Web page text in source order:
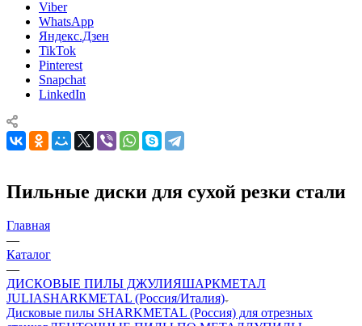
Viber
WhatsApp
Яндекс.Дзен
TikTok
Pinterest
Snapchat
LinkedIn
Пильные диски для сухой резки стали
Главная
—
Каталог
—
ДИСКОВЫЕ ПИЛЫ ДЖУЛИЯШАРКМЕТАЛ
JULIASHARKMETAL (Россия/Италия)
Дисковые пилы SHARKMETAL (Россия) для отрезных